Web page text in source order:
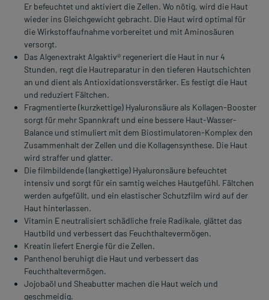
Er befeuchtet und aktiviert die Zellen. Wo nötig, wird die Haut
wieder ins Gleichgewicht gebracht. Die Haut wird optimal für
die Wirkstoffaufnahme vorbereitet und mit Aminosäuren
versorgt.
Das Algenextrakt Algaktiv® regeneriert die Haut in nur 4
Stunden, regt die Hautreparatur in den tieferen Hautschichten
an und dient als Antioxidationsverstärker. Es festigt die Haut
und reduziert Fältchen.
Fragmentierte (kurzkettige) Hyaluronsäure als Kollagen-Booster
sorgt für mehr Spannkraft und eine bessere Haut-Wasser-
Balance und stimuliert mit dem Biostimulatoren-Komplex den
Zusammenhalt der Zellen und die Kollagensynthese. Die Haut
wird straffer und glatter.
Die filmbildende (langkettige) Hyaluronsäure befeuchtet
intensiv und sorgt für ein samtig weiches Hautgefühl. Fältchen
werden aufgefüllt, und ein elastischer Schutzfilm wird auf der
Haut hinterlassen.
Vitamin E neutralisiert schädliche freie Radikale, glättet das
Hautbild und verbessert das Feuchthaltevermögen.
Kreatin liefert Energie für die Zellen.
Panthenol beruhigt die Haut und verbessert das
Feuchthaltevermögen.
Jojobaöl und Sheabutter machen die Haut weich und
geschmeidig.